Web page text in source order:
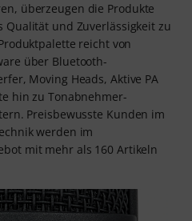
überzeugen die Produkte
und Zuverlässigkeit zu
reicht von
über Bluetooth-
Moving Heads, Aktive PA
hin zu Tonabnehmer-
Preisbewusste Kunden im
werden im
mit mehr als 160 Artikeln